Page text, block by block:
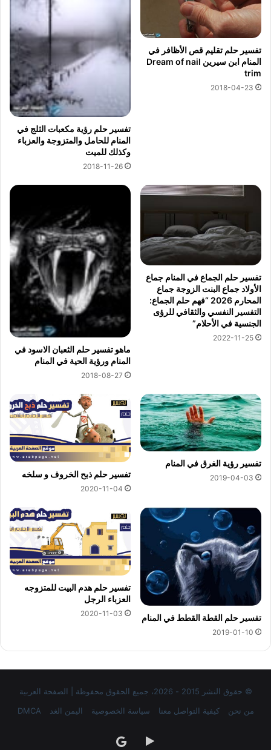
تفسير حلم تقليم قص الأظافر في
المنام ابن سيرين Dream of nail
trim
2018-04-23
تفسير حلم رؤية مكعبات الثلج في
المنام للحامل والمتزوجة والعزباء
وكذلك للميت
2018-11-26
تفسير حلم الجماع في المنام جماع
الأولاد جماع البنت الزوجة جماع
المحارم 2026 “فهم حلم الجماع:
التفسير النفسي والثقافي للرؤى
الجنسية في الأحلام”
2022-11-25
ماهو تفسير حلم الثعبان الاسود في
المنام ورؤية الحية في المنام
2018-08-27
تفسير رؤية الغرق في المنام
2019-04-03 تفسير حلم ذبح الخروف و سلخه
2020-11-04
تفسير حلم القطة القطط في المنام
2019-01-10
تفسير حلم هدم البيت للمتزوجه
العزباء الرجل
2020-11-03
© حقوق النشر 2015 - 2026، جميع الحقوق محفوظة | الصفحة العربية
من نحن
كيفية التواصل معنا سياسة الخصوصية اليمن الغد DMCA
‏Google
google